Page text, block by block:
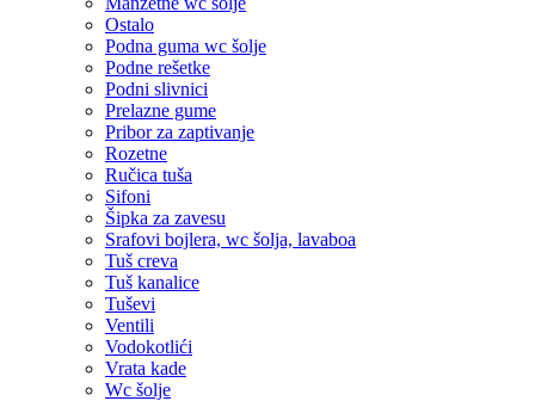
Ostalo
Podna guma wc šolje
Podne rešetke
Podni slivnici
Prelazne gume
Pribor za zaptivanje
Rozetne
Ručica tuša
Sifoni
Šipka za zavesu
Srafovi bojlera, wc šolja, lavaboa
Tuš creva
Tuš kanalice
Tuševi
Ventili
Vodokotlići
Vrata kade
Wc šolje